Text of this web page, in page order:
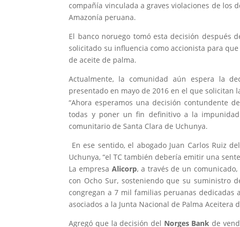
compañía vinculada a graves violaciones de los
Amazonía peruana.
El banco noruego tomó esta decisión después
solicitado su influencia como accionista para
de aceite de palma.
Actualmente, la comunidad aún espera la
presentado en mayo de 2016 en el que
“Ahora esperamos una decisión contundente
todas y poner un fin definitivo a la
comunitario de Santa Clara de Uchunya.
En ese sentido, el abogado Juan Carlos Ruiz
Uchunya, “el TC también debería emitir una
La empresaAlicorp, a través de un
con Ocho Sur, sosteniendo que su suministro
congregan a 7 mil familias peruanas dedicadas
asociados a la Junta Nacional de Palma Aceitera
Agregó que la decisión del Norges Bank de